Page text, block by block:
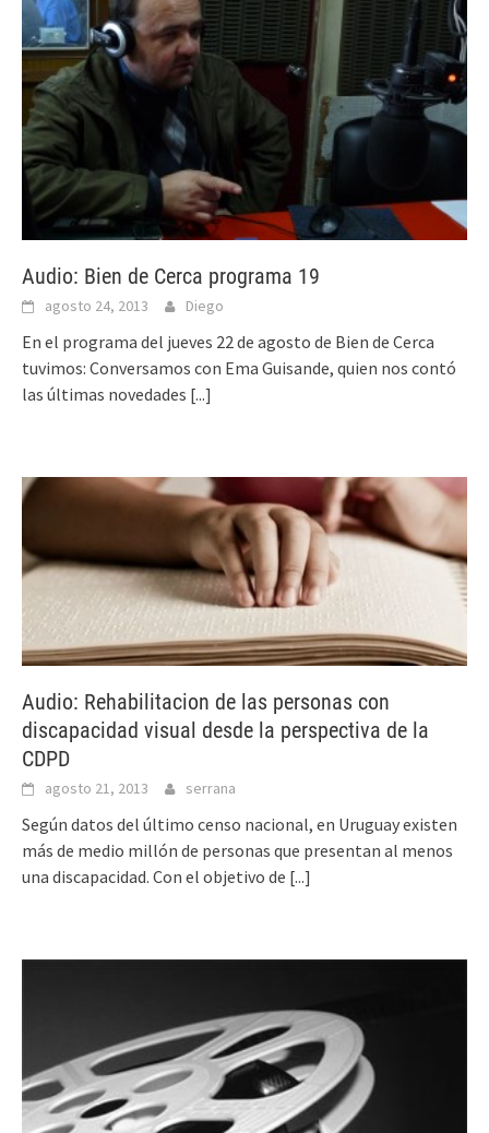
Audio: Bien de Cerca programa 19
agosto 24, 2013 Diego
En el programa del jueves 22 de agosto de Bien de Cerca
tuvimos: Conversamos con Ema Guisande, quien nos contó
las últimas novedades [...]
Audio: Rehabilitacion de las personas con
discapacidad visual desde la perspectiva de la
CDPD
agosto 21, 2013 serrana
​Según datos del último censo nacional, en Uruguay existen
más de medio millón de personas que presentan al menos
una discapacidad. Con el objetivo de [...]